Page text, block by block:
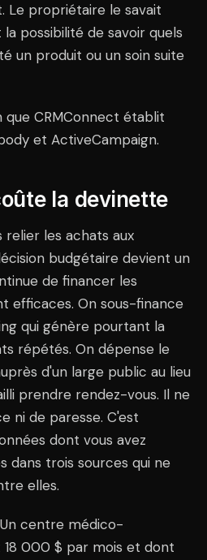
Le propriétaire le savait
la possibilité de savoir quels
un produit ou un soin suite
que CRMConnect établit
et ActiveCampaign.
la devinette
relier les achats aux
budgétaire devient un
de financer les
efficaces. On sous-finance
qui génère pourtant la
répétés. On dépense le
d'un large public au lieu
prendre rendez-vous. Il ne
ni de paresse. C'est
dont vous avez
dans trois sources qui ne
elles.
centre médico-
000 $ par mois et dont